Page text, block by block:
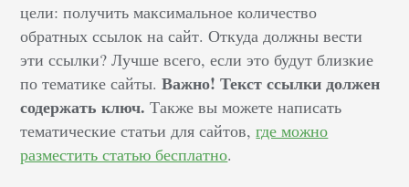
цели: получить максимальное количество
обратных ссылок на сайт. Откуда должны вести
эти ссылки? Лучше всего, если это будут близкие
по тематике сайты.Важно! Текст ссылки должен
содержать ключ. Также вы можете написать
тематические статьи для сайтов,где можно
разместить статью бесплатно.